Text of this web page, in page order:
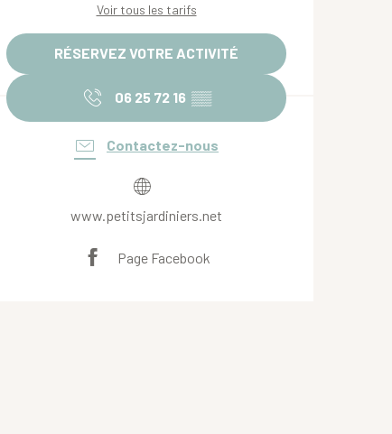
Voir tous les tarifs
RÉSERVEZ VOTRE ACTIVITÉ
06 25 72 16 ▒▒
Contactez-nous
www.petitsjardiniers.net
Page Facebook